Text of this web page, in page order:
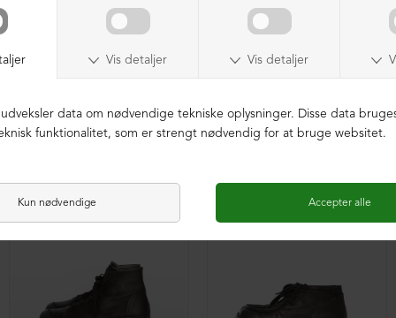
DKK 1.499,00
DKK 2.199,00
DKK 1.499,00
DKK 2.199,00